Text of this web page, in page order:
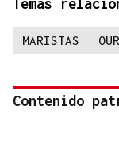
Temas
MARISTAS
Contenido